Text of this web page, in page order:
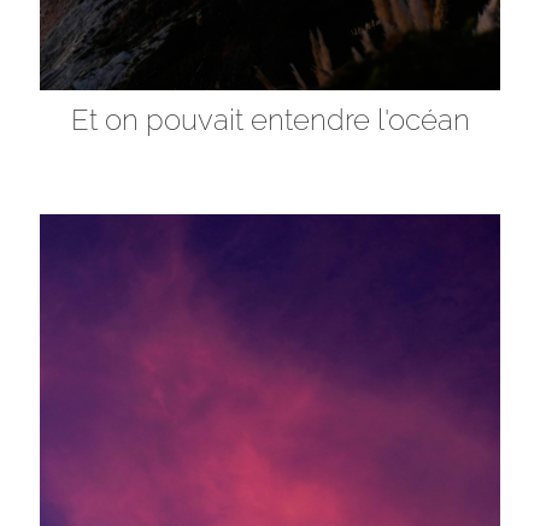
Et on pouvait entendre l'océan